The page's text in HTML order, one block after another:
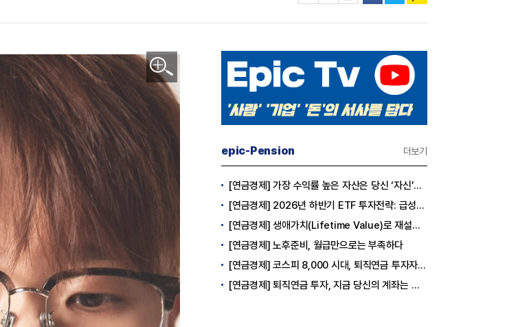
이미지 확대보기
epic-Pension 더보기
[연금경제] 가장 수익률 높은 자산은 당신 ‘자신’이다
[연금경제] 2026년 하반기 ETF 투자전략: 급성장의 상반기를 접고, 이제 '실적'이 가르는 하반기를 맞다
[연금경제] 생애가치(Lifetime Value)로 재설계하는 은퇴 후 안정적 생활보장과 평생소득 전략
[연금경제] 노후준비, 월급만으로는 부족하다
[연금경제] 코스피 8,000 시대, 퇴직연금 투자자는 왜 지금 FOMO를 경계해야 하는가
[연금경제] 퇴직연금 투자, 지금 당신의 계좌는 어느 편인가?